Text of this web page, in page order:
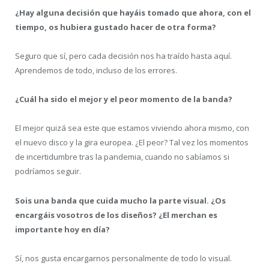
¿Hay alguna decisión que hayáis tomado que ahora, con el
tiempo, os hubiera gustado hacer de otra forma?
Seguro que sí, pero cada decisión nos ha traído hasta aquí.
Aprendemos de todo, incluso de los errores.
¿Cuál ha sido el mejor y el peor momento de la banda?
El mejor quizá sea este que estamos viviendo ahora mismo, con
el nuevo disco y la gira europea. ¿El peor? Tal vez los momentos
de incertidumbre tras la pandemia, cuando no sabíamos si
podríamos seguir.
Sois una banda que cuida mucho la parte visual. ¿Os
encargáis vosotros de los diseños? ¿El merchan es
importante hoy en día?
Sí, nos gusta encargarnos personalmente de todo lo visual.